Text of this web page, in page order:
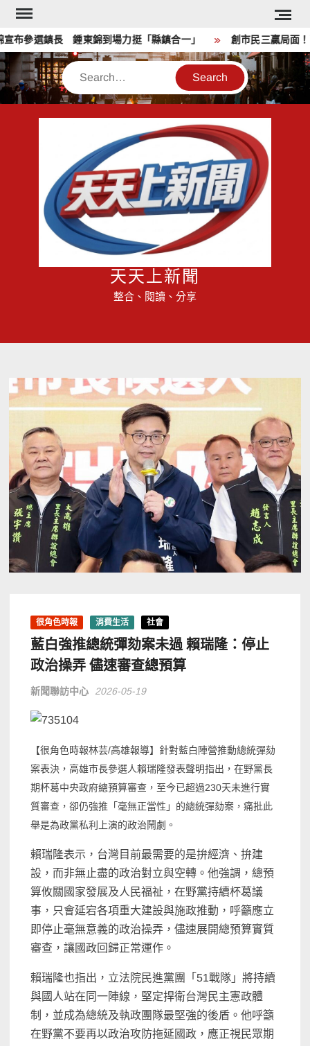
Skip
content
參選鎮長 鍾東錦到場力挺「縣鎮合一」 創市民三贏局面！
Search
天天上新聞
整合、閱讀、分享
很角色時報 消費生活 社會
藍白強推總統彈劾案未過 賴瑞隆：停止
政治操弄 儘速審查總預算
新聞聯訪中心 2026-05-19
【很角色時報林芸/高雄報導】針對藍白陣營推動總統彈劾
案表決，高雄市長參選人賴瑞隆發表聲明指出，在野黨長
期杯葛中央政府總預算審查，至今已超過230天未進行實
質審查，卻仍強推「毫無正當性」的總統彈劾案，痛批此
舉是為政黨私利上演的政治鬧劇。
賴瑞隆表示，台灣目前最需要的是拚經濟、拚建
設，而非無止盡的政治對立與空轉。他強調，總預
算攸關國家發展及人民福祉，在野黨持續杯葛議
事，只會延宕各項重大建設與施政推動，呼籲應立
即停止毫無意義的政治操弄，儘速展開總預算實質
審查，讓國政回歸正常運作。
賴瑞隆也指出，立法院民進黨團「51戰隊」將持續
與國人站在同一陣線，堅定捍衛台灣民主憲政體
制，並成為總統及執政團隊最堅強的後盾。他呼籲
在野黨不要再以政治攻防拖延國政，應正視民眾期